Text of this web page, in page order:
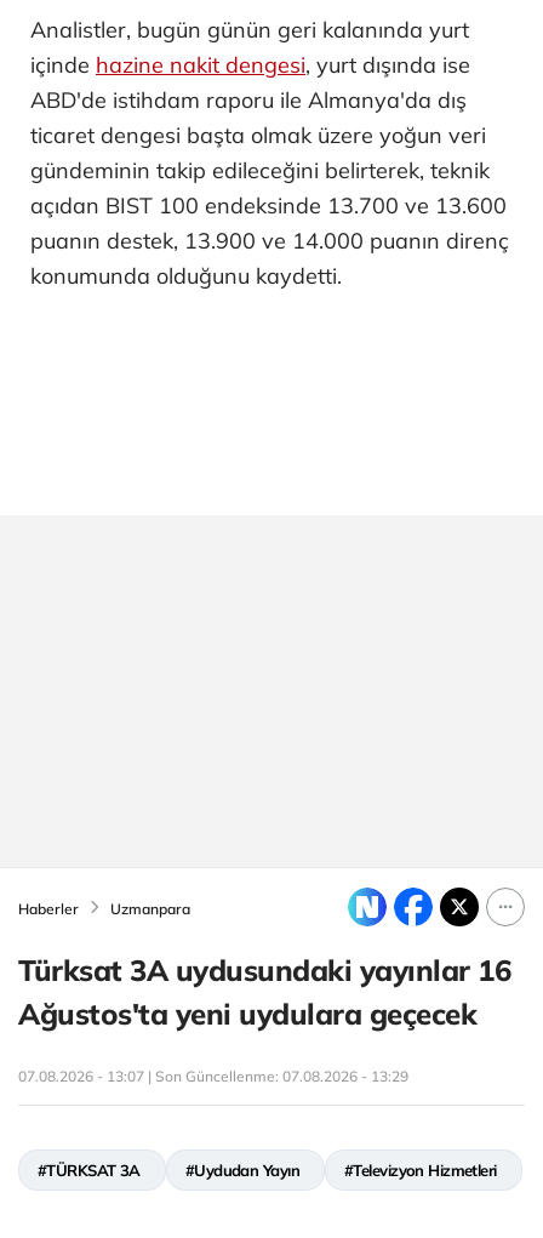
Analistler, bugün günün geri kalanında yurt
içinde hazine nakit dengesi, yurt dışında ise
ABD'de istihdam raporu ile Almanya'da dış
ticaret dengesi başta olmak üzere yoğun veri
gündeminin takip edileceğini belirterek, teknik
açıdan BIST 100 endeksinde 13.700 ve 13.600
puanın destek, 13.900 ve 14.000 puanın direnç
konumunda olduğunu kaydetti.
Haberler Uzmanpara
Türksat 3A uydusundaki yayınlar 16
Ağustos'ta yeni uydulara geçecek
07.08.2026 - 13:07 | Son Güncellenme: 07.08.2026 - 13:29
#TÜRKSAT 3A #Uydudan Yayın #Televizyon Hizmetleri